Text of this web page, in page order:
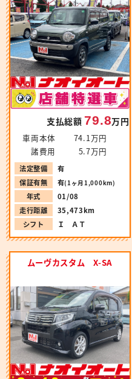
支払総額 79.8万円
車両本体
74.1万円
諸費用
5.7万円
法定整備
有
保証有無
有(1ヶ月1,000km)
年式
01/08
走行距離
35,473km
シフト
Ｉ ＡＴ
ムーヴカスタム X-SA